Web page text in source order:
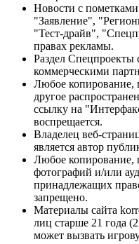
Новости с
"Заявление",
"Тест-драйв",
правах рекламы.
Раздел Спецпроекты
коммерческими
Любое копирование,
другое
ссылку на
воспрещается.
Владелец веб-
является автор
Любое копирование,
фотографий и/или
принадлежащих
запрещено.
Материалы сайта
лиц старше 21 года
может вызвать